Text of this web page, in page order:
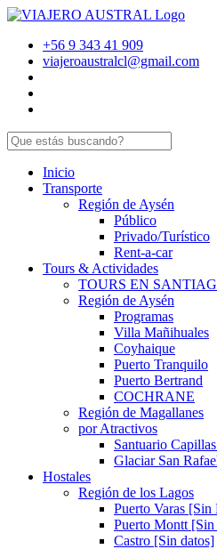
+56 9 343 41 909
viajeroaustralcl@gmail.com
Inicio
Transporte
Región de Aysén
Público
Privado/Turístico
Rent-a-car
Tours & Actividades
TOURS EN
Región de Aysén
Programas
Villa Mañihuales
Coyhaique
Puerto Tranquilo
Puerto Bertrand
COCHRANE
Región de Magallanes
por Atractivos
Santuario
Glaciar San
Hostales
Región de los Lagos
Puerto Varas [Sin
Puerto Montt
Castro [Sin datos]